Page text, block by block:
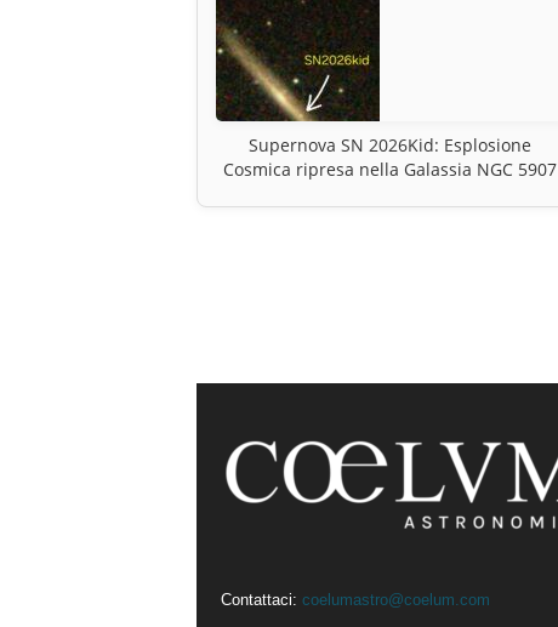
Supernova SN 2026Kid: Esplosione
Cosmica ripresa nella Galassia NGC 5907
Contattaci: coelumastro@coelum.com